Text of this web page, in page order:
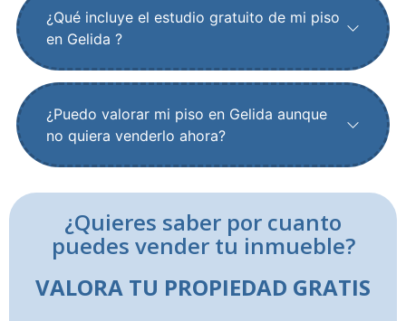
¿Qué incluye el estudio gratuito de mi piso
en Gelida ?
¿Puedo valorar mi piso en Gelida aunque
no quiera venderlo ahora?
¿Quieres saber por cuanto
puedes vender tu inmueble?
VALORA TU PROPIEDAD GRATIS